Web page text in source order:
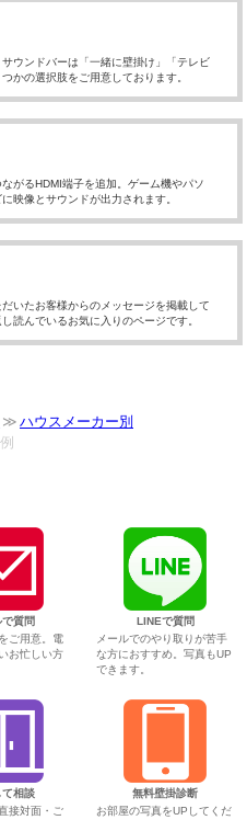
ウンドバーは「一緒に壁掛け」「テレビ
かの選択肢をご用意しております。
がるHDMI端子を追加。ゲーム機やパソ
映像とサウンドが出力されます。
いたお客様からのメッセージを掲載して
読んでいるお気に入りのページです。
ハウスメーカー別
で質問
ご用意。電
お忙しい方
LINEで質問
メールでのやり取りが苦手
な方におすすめ。写真もUP
できます。
て相談
接対面・ご
無料壁掛診断
お部屋の写真をUPしてくだ